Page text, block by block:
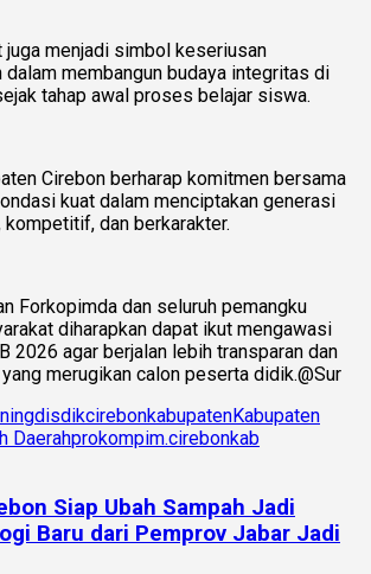
menjadi simbol keseriusan
dalam membangun budaya integritas di
tahap awal proses belajar siswa.
Cirebon berharap komitmen bersama
kuat dalam menciptakan generasi
kompetitif, dan berkarakter.
Forkopimda dan seluruh pemangku
diharapkan dapat ikut mengawasi
2026 agar berjalan lebih transparan dan
merugikan calon peserta didik.@Sur
disdikcirebonkabupatenKabupaten
Daerahprokompim.cirebonkab
Siap Ubah Sampah Jadi
Baru dari Pemprov Jabar Jadi